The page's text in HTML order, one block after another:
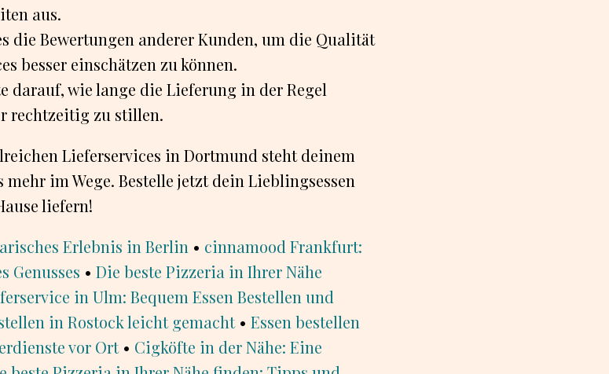
aus.
die Bewertungen anderer Kunden, um die Qualität
besser einschätzen zu können.
darauf, wie lange die Lieferung in der Regel
rechtzeitig zu stillen.
Lieferservices in Dortmund steht deinem
im Wege. Bestelle jetzt dein Lieblingsessen
liefern!
Erlebnis in Berlin • cinnamood Frankfurt:
Genusses • Die beste Pizzeria in Ihrer Nähe
in Ulm: Bequem Essen Bestellen und
in Rostock leicht gemacht• Essen bestellen
vor Ort• Cigköfte in der Nähe: Eine